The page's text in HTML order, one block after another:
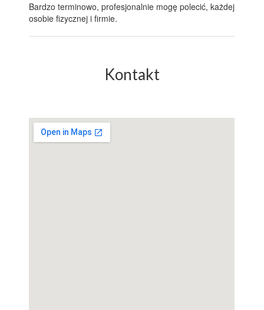
Bardzo terminowo, profesjonalnie mogę polecić, każdej
osobie fizycznej i firmie.
Kontakt